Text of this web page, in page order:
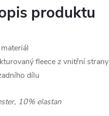
produktu
fleece z vnitřní strany
dílu
10% elastan